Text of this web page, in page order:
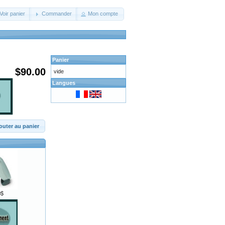
Voir panier Commander Mon compte
$90.00
au panier
Panier
vide
Langues